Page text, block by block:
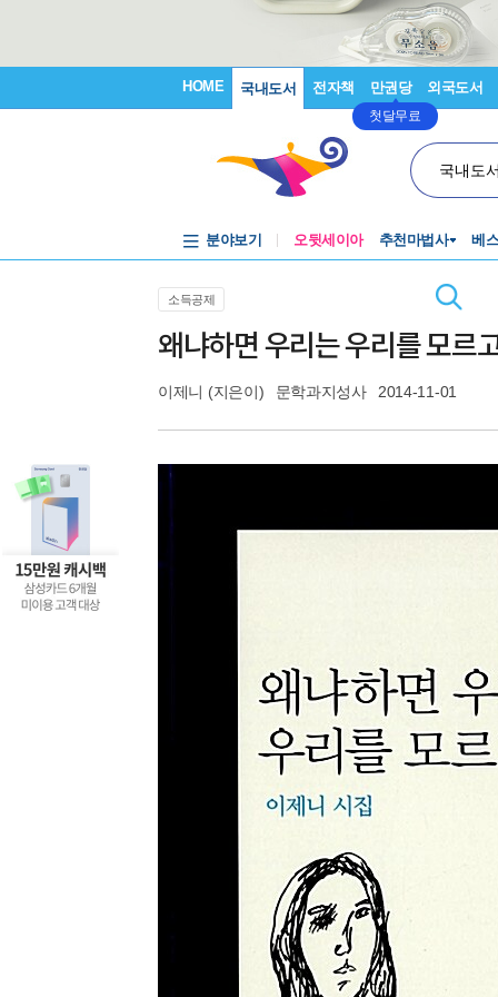
HOME 국내도서 전자책 만권당
첫달무료
외국도서
국내도
분야보기 오뒷세이아 추천마법사 베
소득공제
왜냐하면 우리는 우리를 모르
이제니 (지은이) 문학과지성사 2014-11-01